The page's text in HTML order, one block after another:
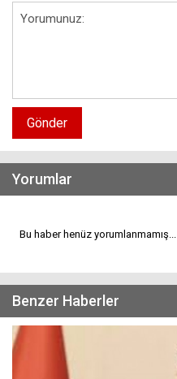
Gönder
Yorumlar
Bu haber henüz yorumlanmamış...
Benzer Haberler